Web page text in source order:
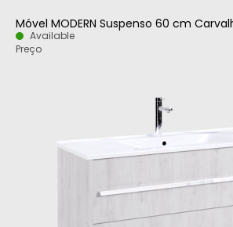
Móvel MODERN Suspenso 60 cm
Available
Preço